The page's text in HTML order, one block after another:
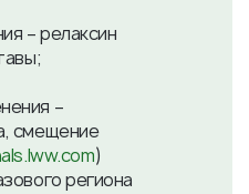
– релаксин
–
смещение
)
региона